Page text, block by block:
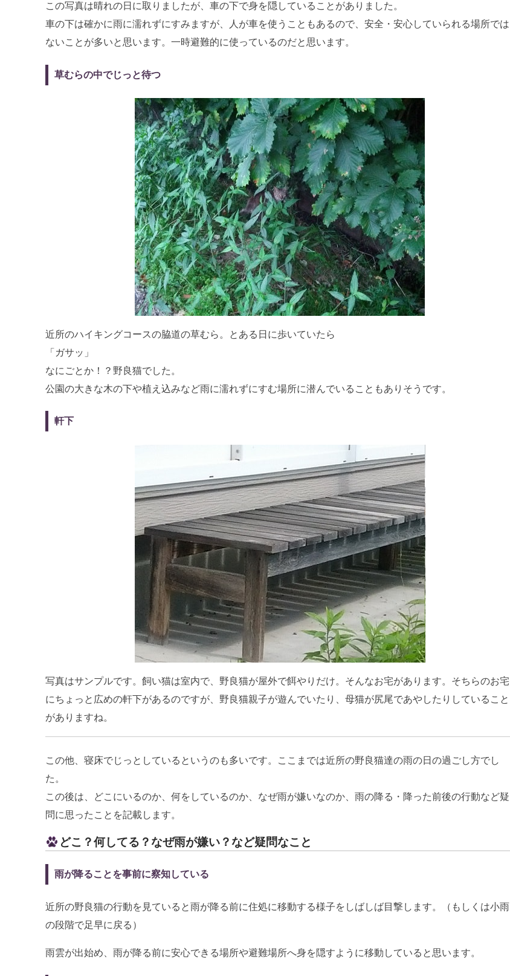
この写真は晴れの日に取りましたが、車の下で身を隠していることがありました。
車の下は確かに雨に濡れずにすみますが、人が車を使うこともあるので、安全・安心していられる場所では
ないことが多いと思います。一時避難的に使っているのだと思います。
草むらの中でじっと待つ
近所のハイキングコースの脇道の草むら。とある日に歩いていたら
「ガサッ」
なにごとか！？野良猫でした。
公園の大きな木の下や植え込みなど雨に濡れずにすむ場所に潜んでいることもありそうです。
軒下
写真はサンプルです。飼い猫は室内で、野良猫が屋外で餌やりだけ。そんなお宅があります。そちらのお宅
にちょっと広めの軒下があるのですが、野良猫親子が遊んでいたり、母猫が尻尾であやしたりしていること
がありますね。
この他、寝床でじっとしているというのも多いです。ここまでは近所の野良猫達の雨の日の過ごし方でし
た。
この後は、どこにいるのか、何をしているのか、なぜ雨が嫌いなのか、雨の降る・降った前後の行動など疑
問に思ったことを記載します。
どこ？何してる？なぜ雨が嫌い？など疑問なこと
雨が降ることを事前に察知している
近所の野良猫の行動を見ていると雨が降る前に住処に移動する様子をしばしば目撃します。（もしくは小雨
の段階で足早に戻る）
雨雲が出始め、雨が降る前に安心できる場所や避難場所へ身を隠すように移動していると思います。